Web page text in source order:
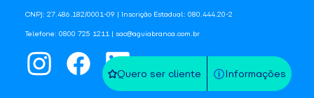
Quero ser cliente Informações
CNPJ: 27.486.182/0001-09 | Inscrição Estadual: 080.444.20-2
Telefone: 0800 725 1211 | sac@aguiabranca.com.br